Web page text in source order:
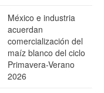
México e industria
acuerdan
comercialización del
maíz blanco del ciclo
Primavera-Verano
2026